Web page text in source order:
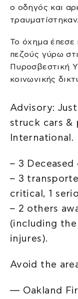
ο οδηγός και
τραυματίστηκαν.
Το όχημα έπεσε
πεζούς γύρω
Πυροσβεστική
κοινωνικής
Advisory:
struck cars &
International.
– 3 Deceased
– 3
critical, 1
– 2 others
(including
injures).
Avoid the
— Oakland